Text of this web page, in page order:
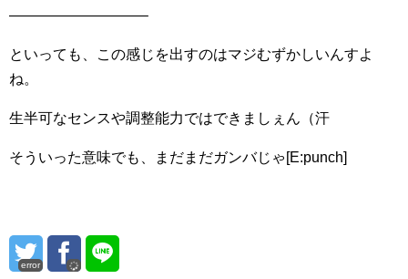
—————————–
といっても、この感じを出すのはマジむずかしいんすよ
ね。
生半可なセンスや調整能力ではできましぇん（汗
そういった意味でも、まだまだガンバじゃ[E:punch]
error